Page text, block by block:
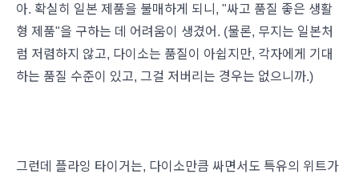
아. 확실히 일본 제품을 불매하게 되니, "싸고 품질 좋은 생활
형 제품"을 구하는 데 어려움이 생겼어. (물론, 무지는 일본처
럼 저렴하지 않고, 다이소는 품질이 아쉽지만, 각자에게 기대
하는 품질 수준이 있고, 그걸 저버리는 경우는 없으니까.)
그런데 플라잉 타이거는, 다이소만큼 싸면서도 특유의 위트가